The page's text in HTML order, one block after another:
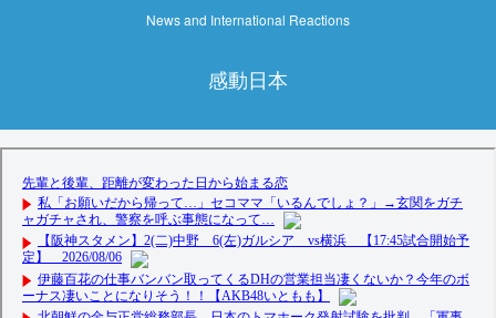
News and International Reactions
感動日本